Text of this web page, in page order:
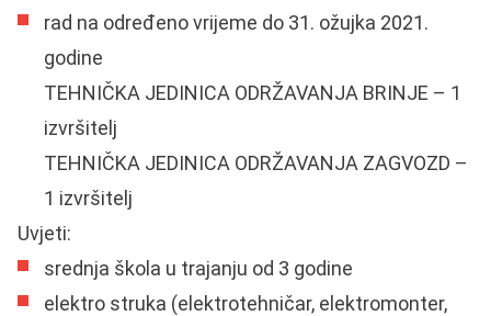
rad na određeno vrijeme do 31. ožujka 2021.
godine
TEHNIČKA JEDINICA ODRŽAVANJA BRINJE – 1
izvršitelj
TEHNIČKA JEDINICA ODRŽAVANJA ZAGVOZD –
1 izvršitelj
Uvjeti:
srednja škola u trajanju od 3 godine
elektro struka (elektrotehničar, elektromonter,